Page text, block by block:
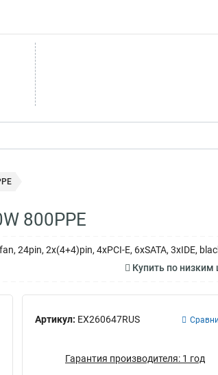
800PPE
24pin, 2x(4+4)pin, 4xPCI-E, 6xSATA, 3xIDE,
Купить по низким
Артикул: EX260647RUS
Гарантия производителя: 1 год